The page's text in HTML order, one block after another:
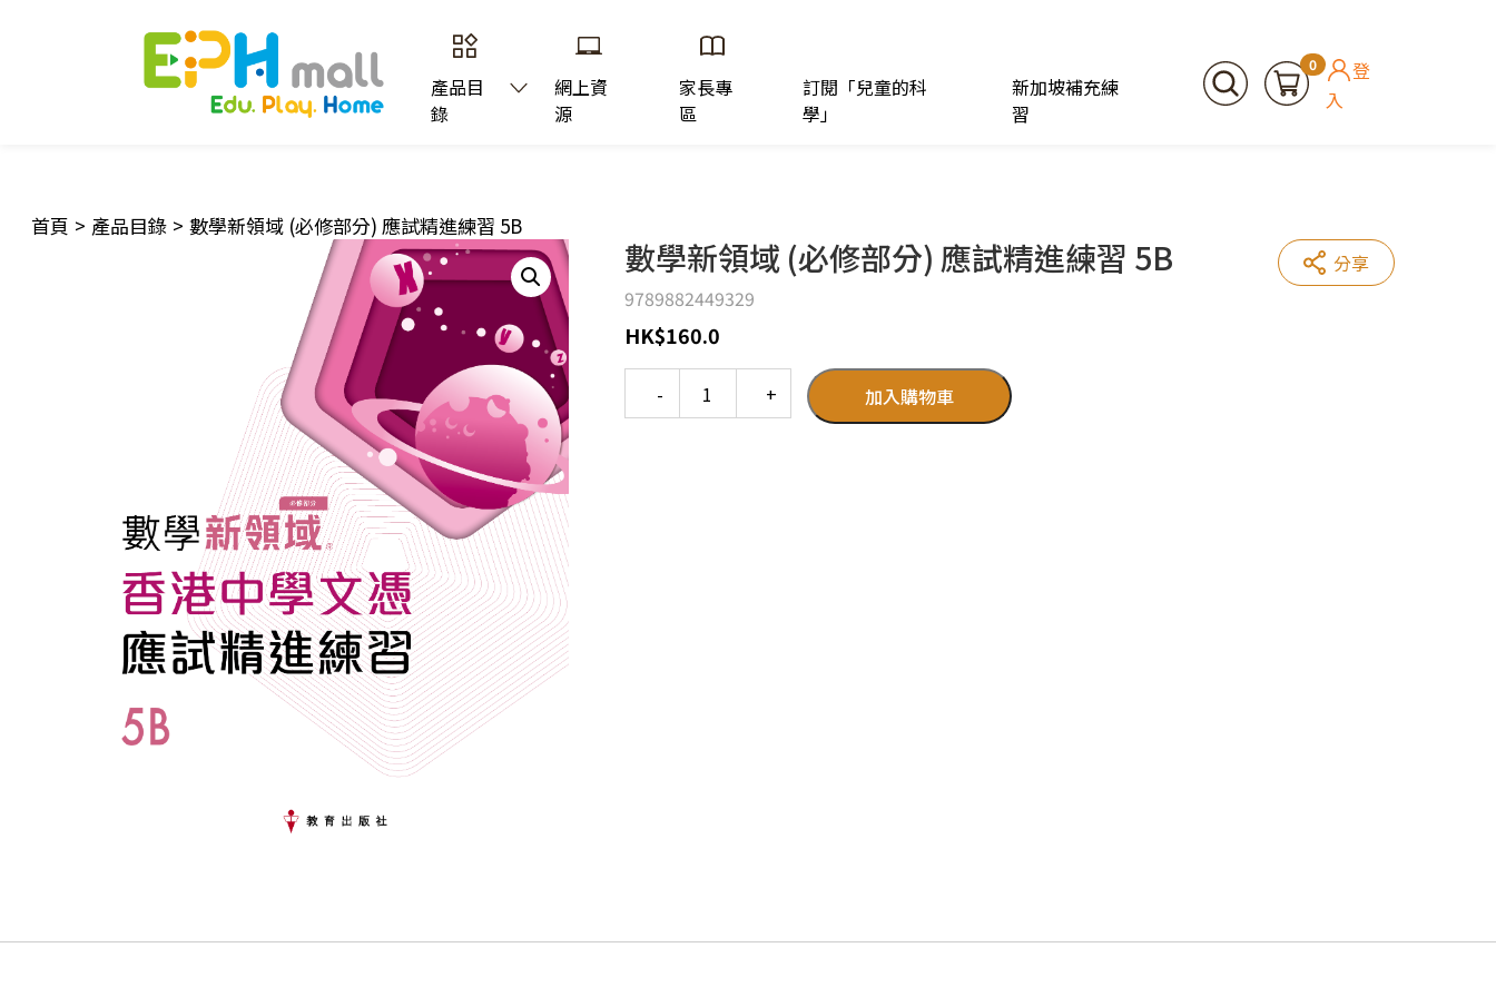
產品目
錄
網上資
源
家長專
區
訂閱「兒童的科
學」
新加坡補充練
習
0
登
入
首頁 > 產品目錄 > 數學新領域 (必修部分) 應試精進練習 5B
數學新領域 (必修部分) 應試精進練習 5B
9789882449329
HK$160.0
加入購物車
分享